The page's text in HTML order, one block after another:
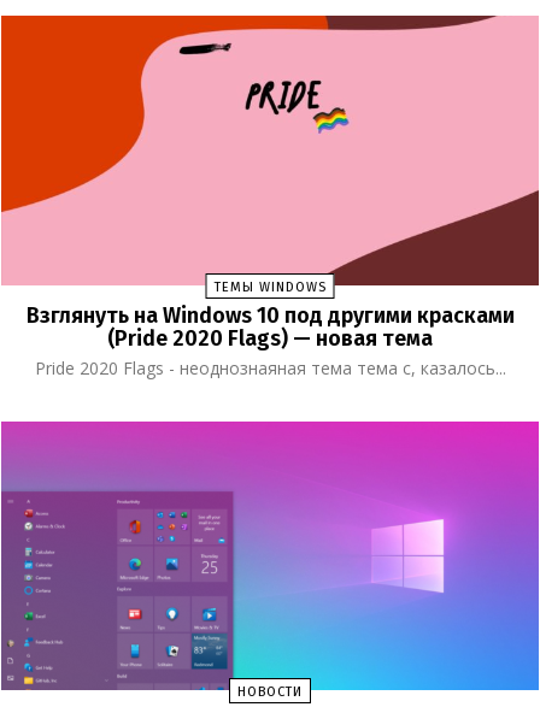
ТЕМЫ WINDOWS
Взглянуть на Windows 10 под другими красками
(Pride 2020 Flags) — новая тема
Pride 2020 Flags - неоднознаяная тема тема с, казалось...
НОВОСТИ